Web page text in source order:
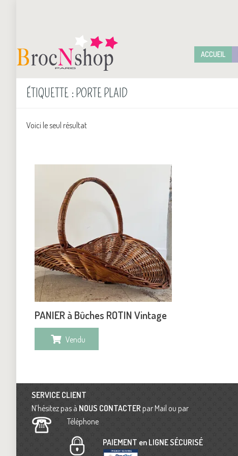
ACCUEIL
ÉTIQUETTE : PORTE PLAID
Voici le seul résultat
PANIER à Bûches ROTIN Vintage
Vendu
SERVICE CLIENT
N’hésitez pas à NOUS CONTACTER par Mail ou par
Téléphone
PAIEMENT en LIGNE SÉCURISÉ